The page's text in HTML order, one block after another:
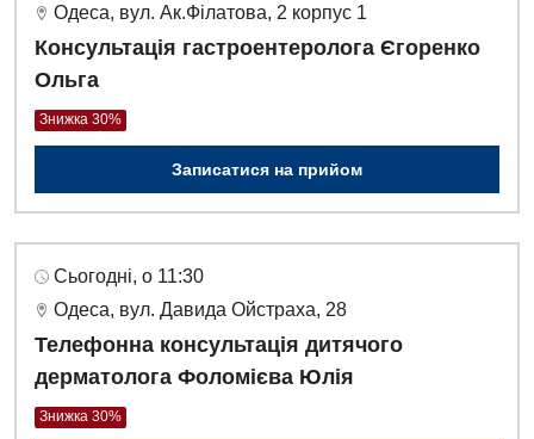
Одеса, вул. Ак.Філатова, 2 корпус 1
Консультація гастроентеролога Єгоренко
Ольга
Знижка 30%
Записатися на прийом
Сьогодні, о 11:30
Одеса, вул. Давида Ойстраха, 28
Телефонна консультація дитячого
дерматолога Фоломієва Юлія
Знижка 30%